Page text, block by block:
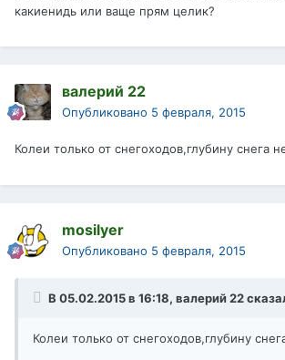
какиенидь или ваще прям целик?
валерий 22
Опубликовано 5 февраля, 2015
Колеи только от снегоходов,глубину снега
mosilyer
Опубликовано 5 февраля, 2015
В 05.02.2015 в 16:18, валерий 22
Колеи только от снегоходов,глубину